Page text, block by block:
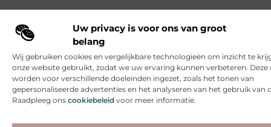
Uw privacy is voor ons van groot
belang
Wij gebruiken cookies en vergelijkbare technologieën om inzicht te
onze website gebruikt, zodat we uw ervaring kunnen verbeteren. Deze
worden voor verschillende doeleinden ingezet, zoals het tonen van
gepersonaliseerde advertenties en het analyseren van het gebruik van
Raadpleeg ons cookiebeleid voor meer informatie.